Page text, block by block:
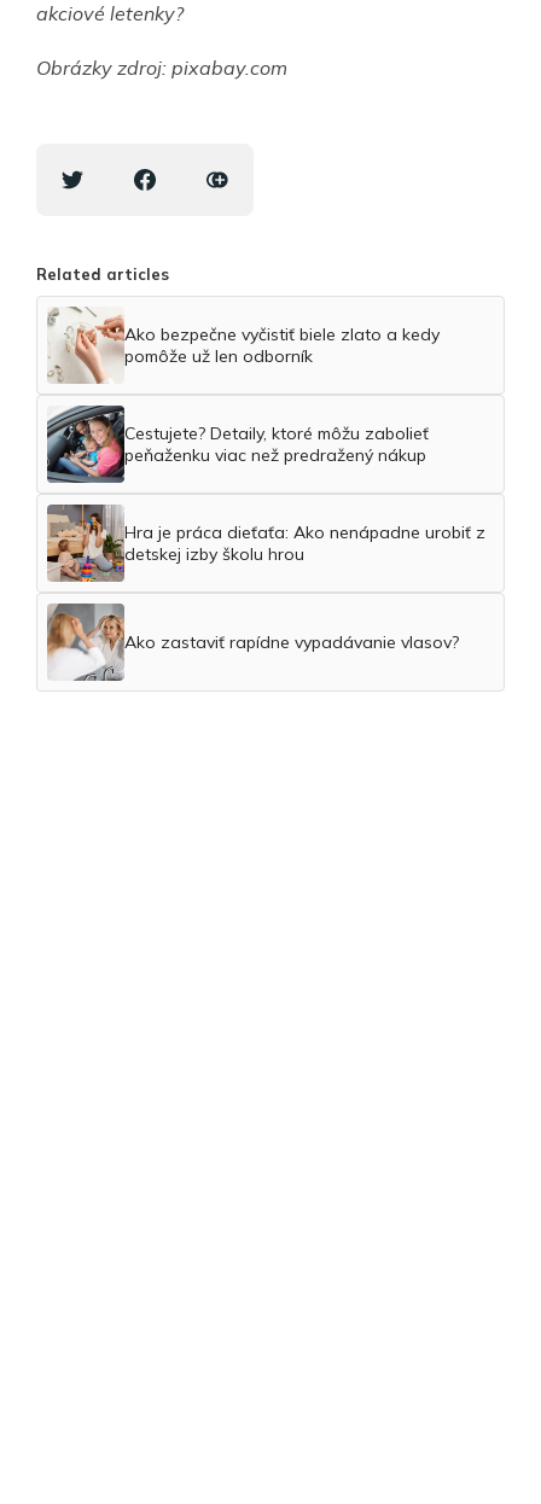
akciové letenky?
Obrázky zdroj: pixabay.com
Related articles
Ako bezpečne vyčistiť biele zlato a kedy
pomôže už len odborník
Cestujete? Detaily, ktoré môžu zabolieť
peňaženku viac než predražený nákup
Hra je práca dieťaťa: Ako nenápadne urobiť z
detskej izby školu hrou
Ako zastaviť rapídne vypadávanie vlasov?